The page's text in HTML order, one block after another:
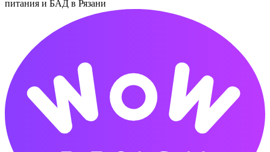
питания и БАД в Рязани